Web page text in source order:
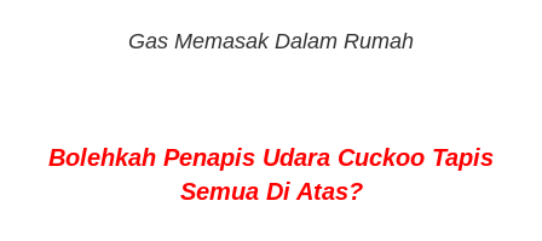
Gas Memasak Dalam Rumah
Bolehkah Penapis Udara Cuckoo Tapis
Semua Di Atas?